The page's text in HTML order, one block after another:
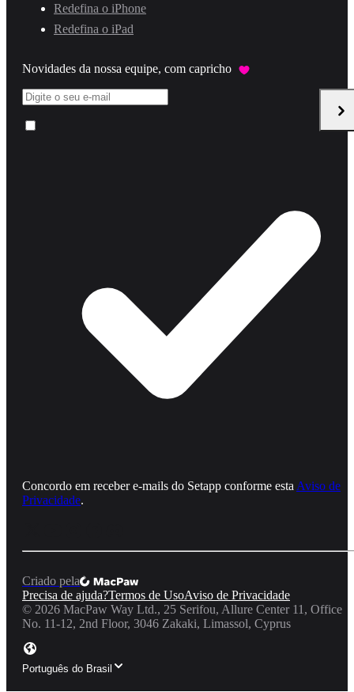
Redefina o iPhone
Redefina o iPad
Novidades da nossa equipe, com capricho
Concordo em receber e‑mails do Setapp conforme esta Aviso de
Privacidade.
Criado pela
Precisa de ajuda?Termos de UsoAviso de Privacidade
© 2026 MacPaw Way Ltd., 25 Serifou, Allure Center 11, Office
No. 11-12, 2nd Floor, 3046 Zakaki, Limassol, Cyprus
Português do Brasil